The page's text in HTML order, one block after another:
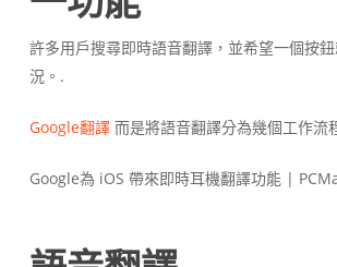
許多用戶搜尋即時語音翻譯，並希望一個按
況。.
Google翻譯而是將語音翻譯分為幾個工作流